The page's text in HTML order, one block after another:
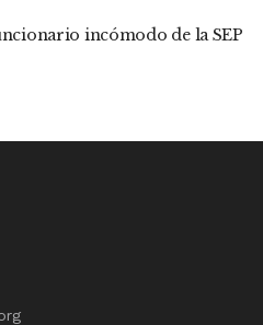
incómodo de la SEP